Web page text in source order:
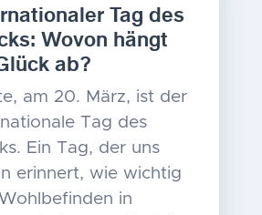
Tag des
Wovon hängt
ab?
am 20. März, ist der
Tag des
Ein Tag, der uns
erinnert, wie wichtig
in